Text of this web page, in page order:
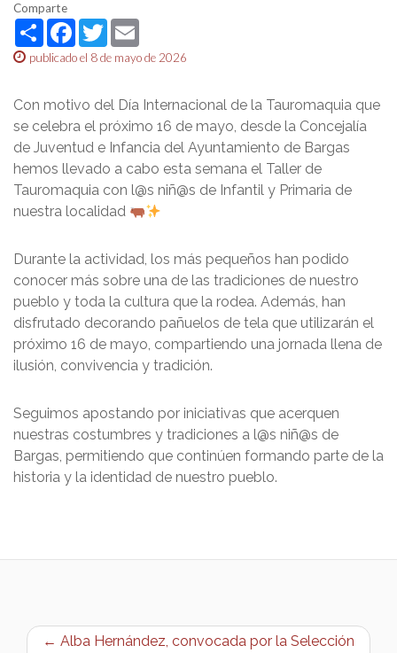
Comparte
ShareFacebook
Twitter
publicado el 8 de mayo de 2026
Con motivo del Día Internacional de la Tauromaquia que
se celebra el próximo 16 de mayo, desde la Concejalía
de Juventud e Infancia del Ayuntamiento de Bargas
hemos llevado a cabo esta semana el Taller de
Tauromaquia con l@s niñ@s de Infantil y Primaria de
nuestra localidad
Durante la actividad, los más pequeños han podido
conocer más sobre una de las tradiciones de nuestro
pueblo y toda la cultura que la rodea. Además, han
disfrutado decorando pañuelos de tela que utilizarán el
próximo 16 de mayo, compartiendo una jornada llena de
ilusión, convivencia y tradición.
Seguimos apostando por iniciativas que acerquen
nuestras costumbres y tradiciones a l@s niñ@s de
Bargas, permitiendo que continúen formando parte de la
historia y la identidad de nuestro pueblo.
← Alba Hernández, convocada por la Selección